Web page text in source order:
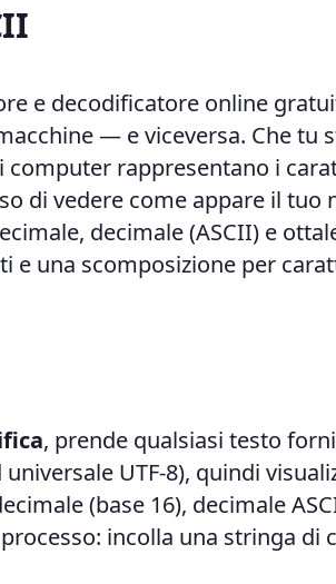
e decodificatore online
— e viceversa. Che tu
computer rappresentano i
di vedere come appare il tuo
decimale (ASCII) e
e una scomposizione per
, prende qualsiasi testo
UTF-8), quindi
(base 16), decimale
incolla una stringa di